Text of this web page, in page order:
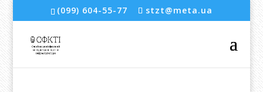
(099) 604-55-77 stzt@meta.ua